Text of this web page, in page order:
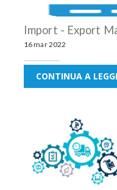
Import - Export
16 mar 2022
CONTINUA A